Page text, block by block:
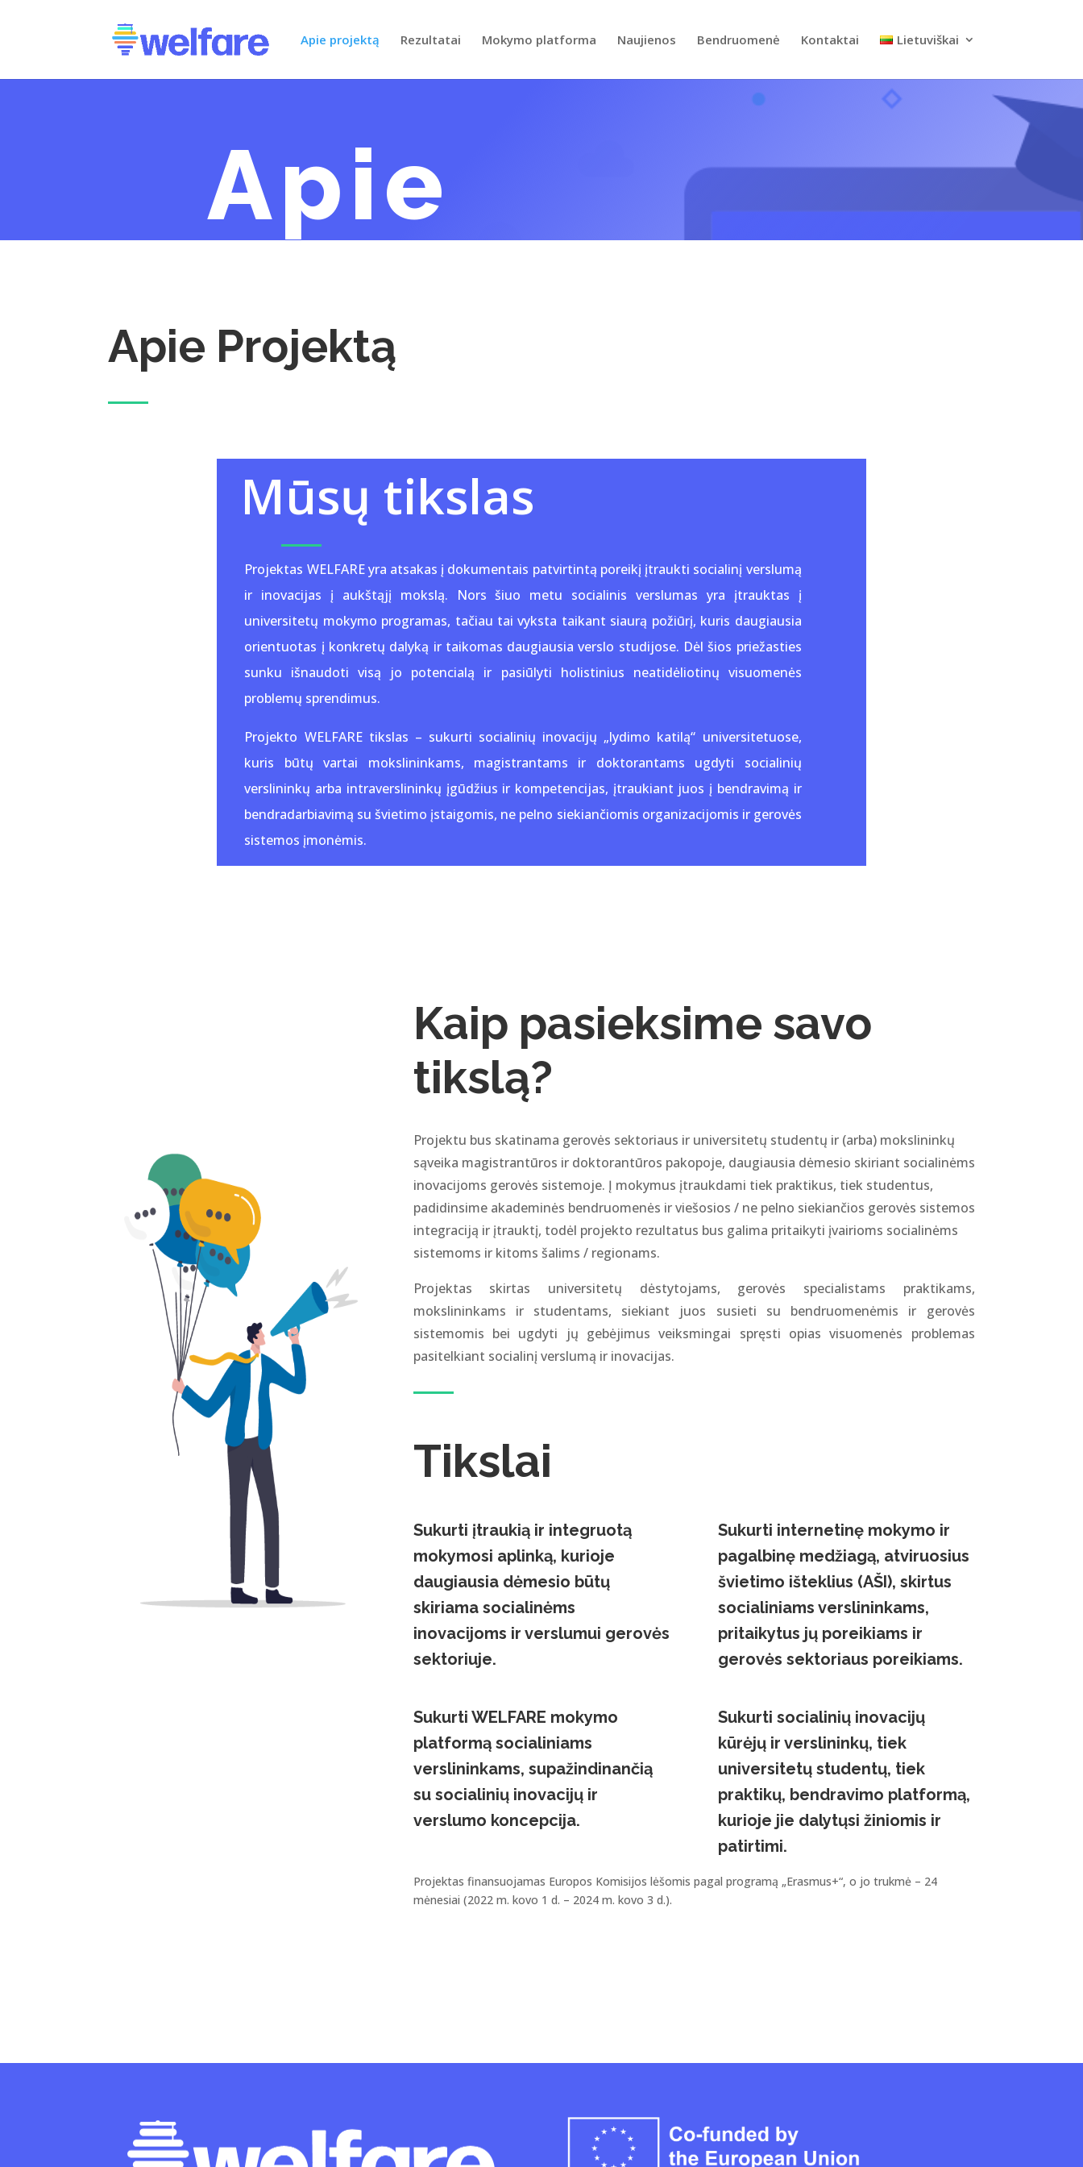
Apie projektą Rezultatai Mokymo platforma Naujienos Bendruomenė Kontaktai Lietuviškai
Apie
Apie Projektą
Mūsų tikslas
Projektas WELFARE yra atsakas į dokumentais patvirtintą poreikį įtraukti socialinį verslumą
ir inovacijas į aukštąjį mokslą. Nors šiuo metu socialinis verslumas yra įtrauktas į
universitetų mokymo programas, tačiau tai vyksta taikant siaurą požiūrį, kuris daugiausia
orientuotas į konkretų dalyką ir taikomas daugiausia verslo studijose. Dėl šios priežasties
sunku išnaudoti visą jo potencialą ir pasiūlyti holistinius neatidėliotinų visuomenės
problemų sprendimus.
Projekto WELFARE tikslas – sukurti socialinių inovacijų „lydimo katilą“ universitetuose,
kuris būtų vartai mokslininkams, magistrantams ir doktorantams ugdyti socialinių
verslininkų arba intraverslininkų įgūdžius ir kompetencijas, įtraukiant juos į bendravimą ir
bendradarbiavimą su švietimo įstaigomis, ne pelno siekiančiomis organizacijomis ir gerovės
sistemos įmonėmis.
Kaip pasieksime savo
tikslą?
Projektu bus skatinama gerovės sektoriaus ir universitetų studentų ir (arba) mokslininkų
sąveika magistrantūros ir doktorantūros pakopoje, daugiausia dėmesio skiriant socialinėms
inovacijoms gerovės sistemoje. Į mokymus įtraukdami tiek praktikus, tiek studentus,
padidinsime akademinės bendruomenės ir viešosios / ne pelno siekiančios gerovės sistemos
integraciją ir įtrauktį, todėl projekto rezultatus bus galima pritaikyti įvairioms socialinėms
sistemoms ir kitoms šalims / regionams.
Projektas skirtas universitetų dėstytojams, gerovės specialistams praktikams,
mokslininkams ir studentams, siekiant juos susieti su bendruomenėmis ir gerovės
sistemomis bei ugdyti jų gebėjimus veiksmingai spręsti opias visuomenės problemas
pasitelkiant socialinį verslumą ir inovacijas.
Tikslai
Sukurti įtraukią ir integruotą
mokymosi aplinką, kurioje
daugiausia dėmesio būtų
skiriama socialinėms
inovacijoms ir verslumui gerovės
sektoriuje.
Sukurti internetinę mokymo ir
pagalbinę medžiagą, atviruosius
švietimo išteklius (AŠI), skirtus
socialiniams verslininkams,
pritaikytus jų poreikiams ir
gerovės sektoriaus poreikiams.
Sukurti WELFARE mokymo
platformą socialiniams
verslininkams, supažindinančią
su socialinių inovacijų ir
verslumo koncepcija.
Sukurti socialinių inovacijų
kūrėjų ir verslininkų, tiek
universitetų studentų, tiek
praktikų, bendravimo platformą,
kurioje jie dalytųsi žiniomis ir
patirtimi.
Projektas finansuojamas Europos Komisijos lėšomis pagal programą „Erasmus+“, o jo trukmė – 24
mėnesiai (2022 m. kovo 1 d. – 2024 m. kovo 3 d.).